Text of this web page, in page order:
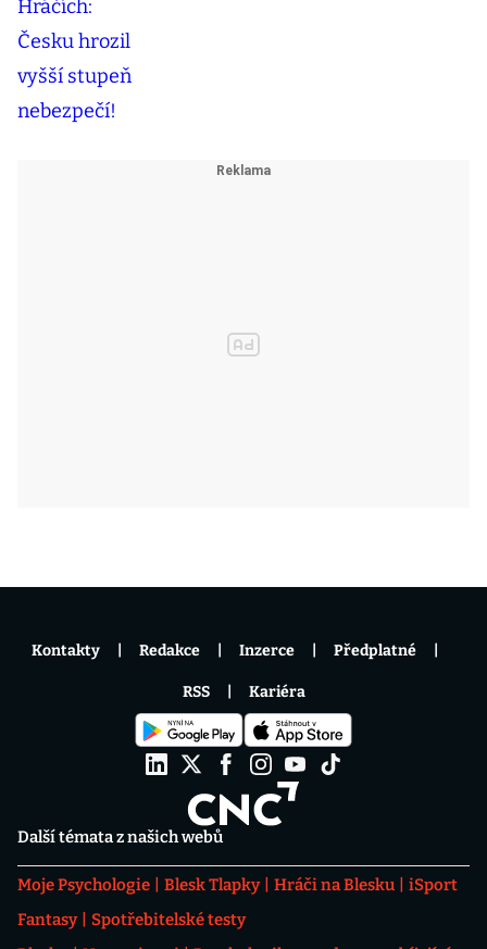
Další témata z našich webů
Moje Psychologie Blesk Tlapky Hráči na Blesku
iSport
Fantasy
Spotřebitelské testy
Kontakty Redakce Inzerce Předplatné
RSS Kariéra